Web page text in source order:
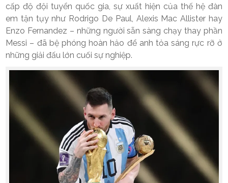
cấp độ đội tuyển quốc gia, sự xuất hiện của thế hệ đàn
em tận tụy như Rodrigo De Paul, Alexis Mac Allister hay
Enzo Fernandez – những người sẵn sàng chạy thay phần
Messi – đã bệ phóng hoàn hảo để anh tỏa sáng rực rỡ ở
những giải đấu lớn cuối sự nghiệp.